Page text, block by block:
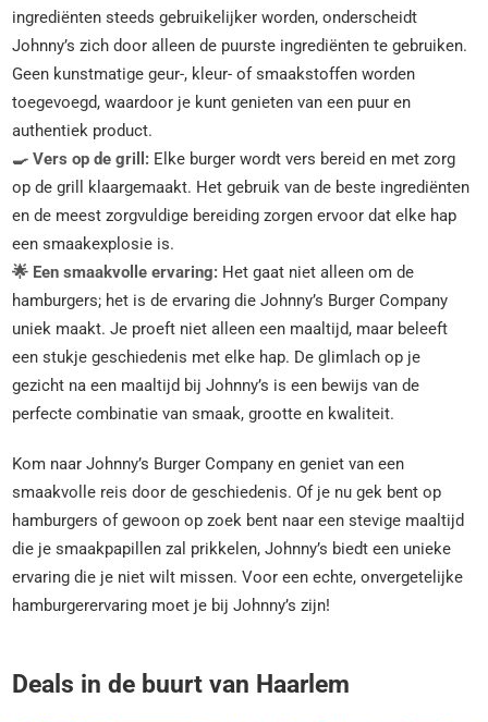
ingrediënten steeds gebruikelijker worden, onderscheidt
Johnny’s zich door alleen de puurste ingrediënten te gebruiken.
Geen kunstmatige geur-, kleur- of smaakstoffen worden
toegevoegd, waardoor je kunt genieten van een puur en
authentiek product.
🍳 Vers op de grill: Elke burger wordt vers bereid en met zorg
op de grill klaargemaakt. Het gebruik van de beste ingrediënten
en de meest zorgvuldige bereiding zorgen ervoor dat elke hap
een smaakexplosie is.
🌟 Een smaakvolle ervaring: Het gaat niet alleen om de
hamburgers; het is de ervaring die Johnny’s Burger Company
uniek maakt. Je proeft niet alleen een maaltijd, maar beleeft
een stukje geschiedenis met elke hap. De glimlach op je
gezicht na een maaltijd bij Johnny’s is een bewijs van de
perfecte combinatie van smaak, grootte en kwaliteit.
Kom naar Johnny’s Burger Company en geniet van een
smaakvolle reis door de geschiedenis. Of je nu gek bent op
hamburgers of gewoon op zoek bent naar een stevige maaltijd
die je smaakpapillen zal prikkelen, Johnny’s biedt een unieke
ervaring die je niet wilt missen. Voor een echte, onvergetelijke
hamburgerervaring moet je bij Johnny’s zijn!
Deals in de buurt van Haarlem